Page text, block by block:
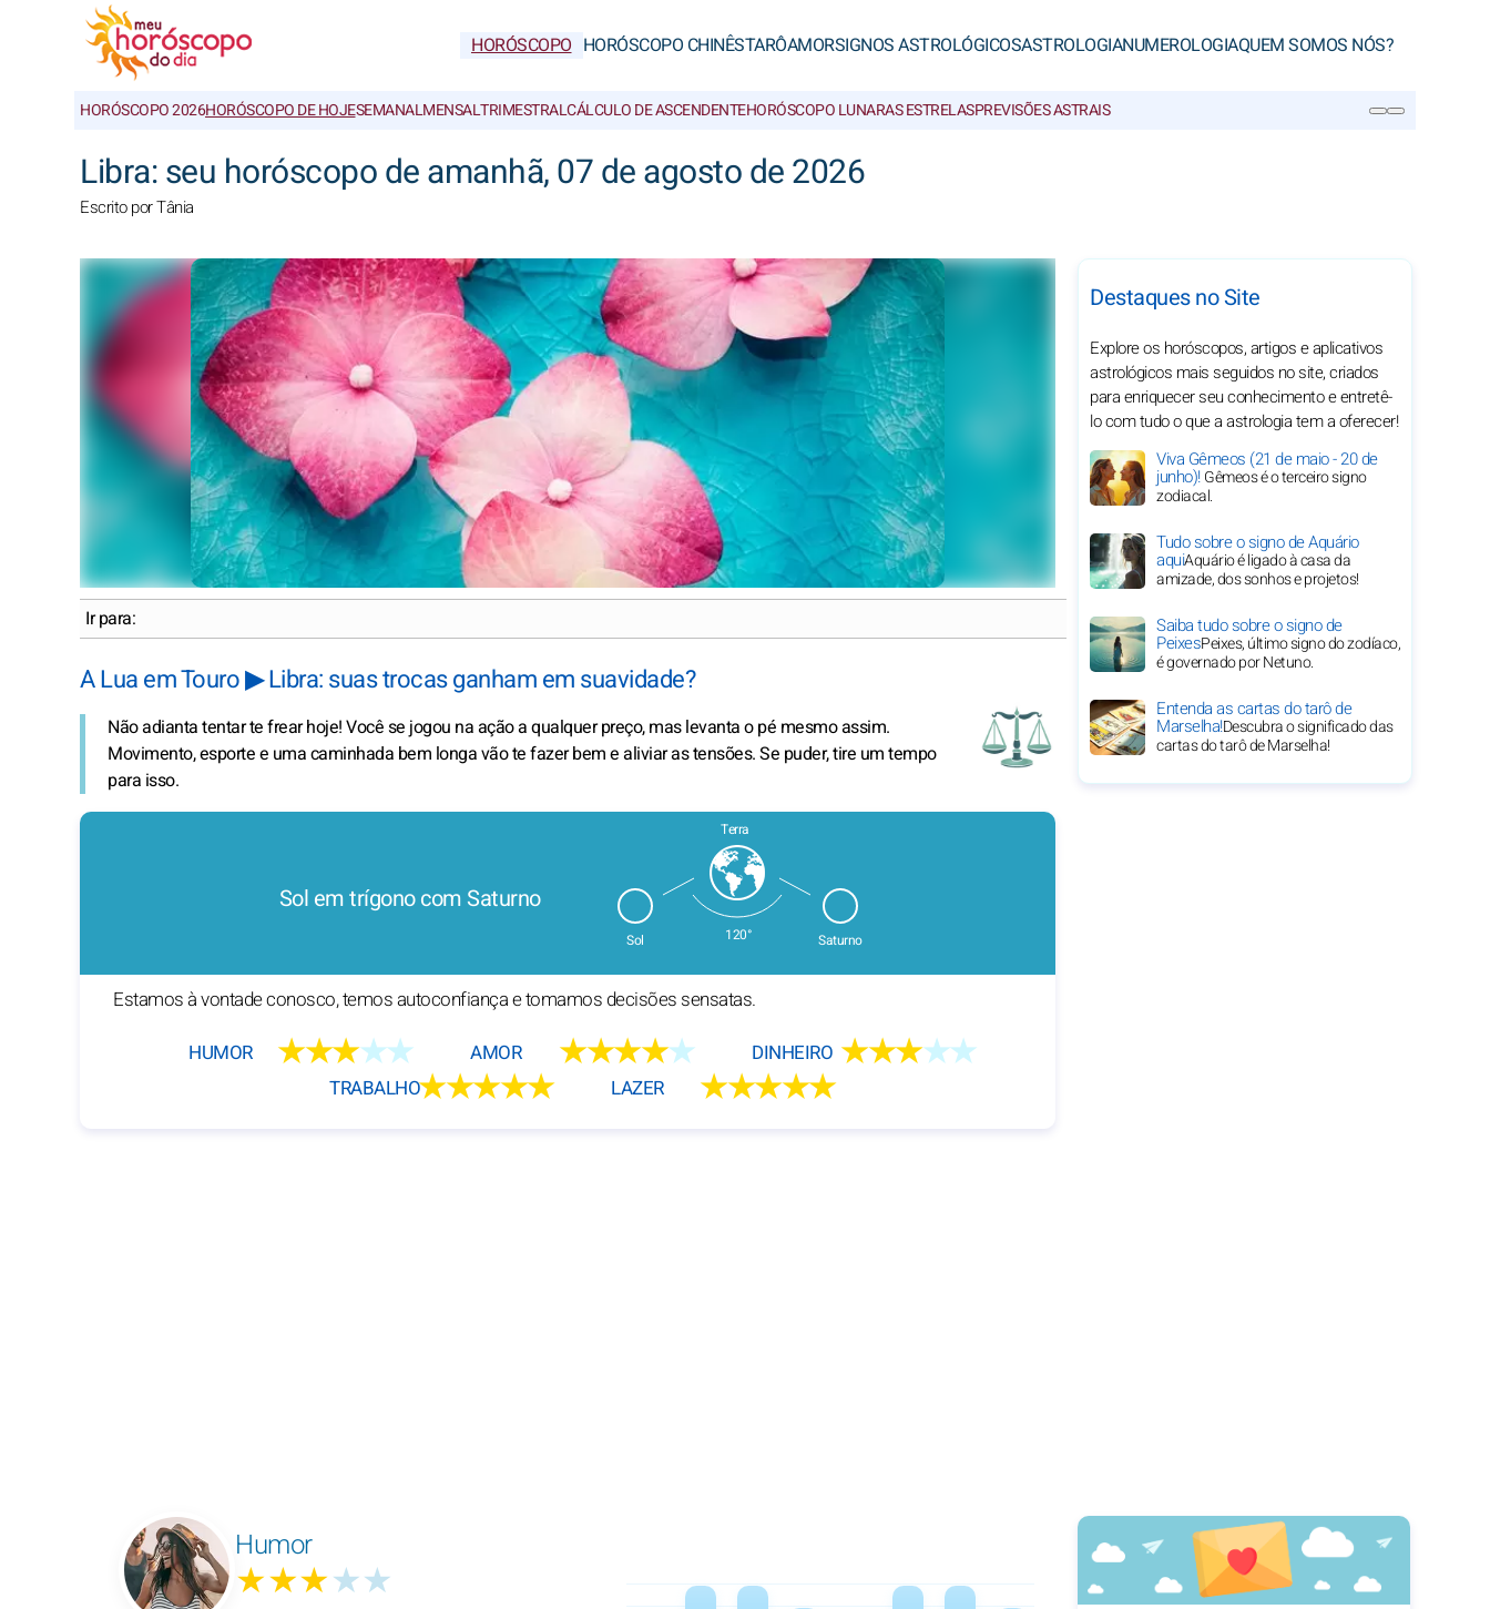
HORÓSCOPO HORÓSCOPO CHINÊSTARÔAMORSIGNOS ASTROLÓGICOSASTROLOGIANUMEROLOGIAQUEM SOMOS NÓS?
HORÓSCOPO 2026HORÓSCOPO DE HOJESEMANALMENSALTRIMESTRALCÁLCULO DE ASCENDENTEHORÓSCOPO LUNARAS ESTRELASPREVISÕES ASTRAIS
Libra: seu horóscopo de amanhã, 07 de agosto de 2026
Escrito por Tânia
Ir para:
A Lua em Touro ▶ Libra: suas trocas ganham em suavidade?
Não adianta tentar te frear hoje! Você se jogou na ação a qualquer preço, mas levanta o pé mesmo assim.
Movimento, esporte e uma caminhada bem longa vão te fazer bem e aliviar as tensões. Se puder, tire um tempo
para isso.
Sol em trígono com Saturno
Terra
Sol Saturno
120°
Estamos à vontade conosco, temos autoconfiança e tomamos decisões sensatas.
HUMOR
★★★★★ AMOR ★★★★★ DINHEIRO ★★★★★
TRABALHO★★★★★ LAZER ★★★★★
Humor
★★★★★
Destaques no Site
Explore os horóscopos, artigos e aplicativos
astrológicos mais seguidos no site, criados
para enriquecer seu conhecimento e entretê-
lo com tudo o que a astrologia tem a oferecer!
Viva Gêmeos (21 de maio - 20 de
junho)!Gêmeos é o terceiro signo
zodiacal.
Tudo sobre o signo de Aquário
aquiAquário é ligado à casa da
amizade, dos sonhos e projetos!
Saiba tudo sobre o signo de
PeixesPeixes, último signo do zodíaco,
é governado por Netuno.
Entenda as cartas do tarô de
Marselha!Descubra o significado das
cartas do tarô de Marselha!